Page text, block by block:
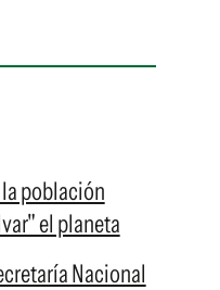
población
el planeta
Nacional